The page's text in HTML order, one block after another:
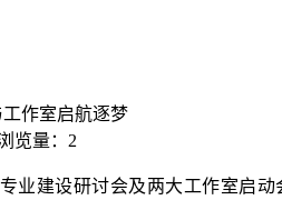
作室启航逐梦
览量： 2
业建设研讨会及两大工作室启